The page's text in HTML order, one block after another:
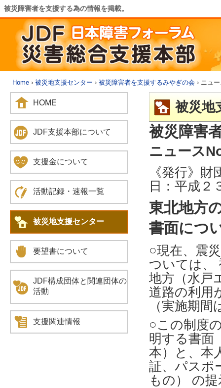
被災障害者を支援する為の情報を掲載。
Home › 被災地支援センター › 被災障害者を支援するみやぎの会 › ニュ
被災地
被災障害
ニュース
《発行》
日：平成２
東北地方
書面につ
○現在、震
ついては、
地方（水戸
道路の利用
（実施期
○この制度
明する書面
本）と、本
証、パスポ
もの） の
HOME
JDF支援本部について
支援金について
活動記録・速報一覧
被災地支援センター
要望書について
JDF構成団体と関連団体の
活動
支援関連情報